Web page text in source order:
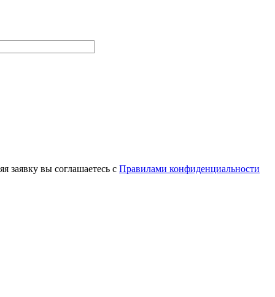
заявку вы соглашаетесь с Правилами конфиденциальности